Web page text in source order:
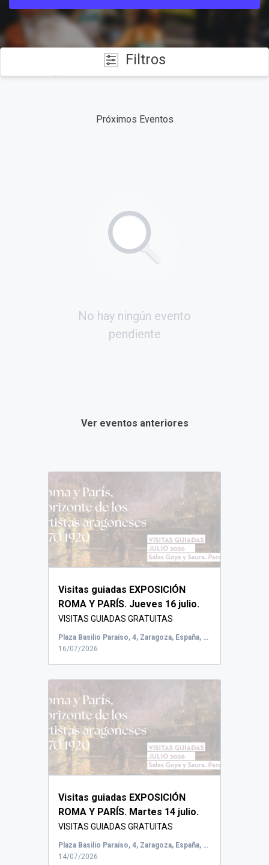
Filtros
CATEGORÍAS
Próximos Eventos
No hay ningún evento
pendiente
Ver eventos anteriores
Visitas guiadas EXPOSICIÓN
ROMA Y PARÍS. Jueves 16 julio.
VISITAS GUIADAS GRATUITAS
Vicerrectorado de C...
Plaza Basilio Paraíso, 4, Zaragoza, España, Salas Goya y Saura
16/07/2026
Visitas guiadas EXPOSICIÓN
ROMA Y PARÍS. Martes 14 julio.
VISITAS GUIADAS GRATUITAS
Vicerrectorado de C...
Plaza Basilio Paraíso, 4, Zaragoza, España, Salas Goya y Saura
14/07/2026